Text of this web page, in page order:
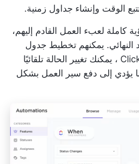
الوقت وإنشاء جداول زمنية.
كاملة لعبء العمل القادم إليهم،
يمكنهم تخطيط جدول
، يمكنك تغيير الحالة تلقائيًا
يؤدي إلى دفع سير العمل بشكل